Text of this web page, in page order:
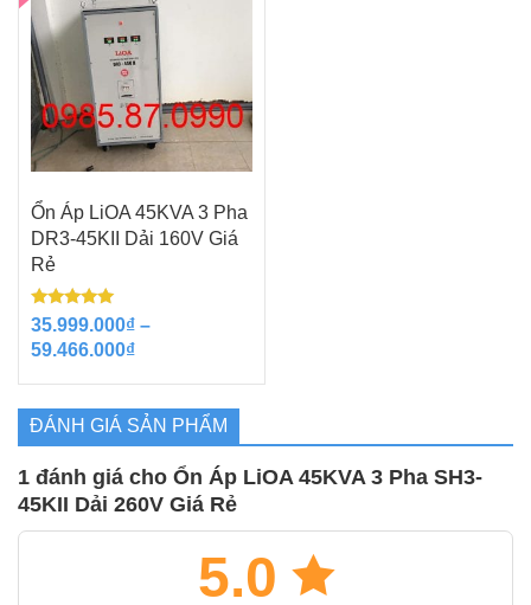
Rẻ
số
lượng
Ổn Áp LiOA 45KVA 3 Pha
DR3-45KII Dải 160V Giá
Rẻ
Được xếp
hạng
5.00
35.999.000₫ –
59.466.000₫Khoảng
35.999.000₫
đến
59.466.000₫
ĐÁNH GIÁ SẢN PHẨM
1 đánh giá cho Ổn Áp LiOA 45KVA 3 Pha SH3-
45KII Dải 260V Giá Rẻ
5.0